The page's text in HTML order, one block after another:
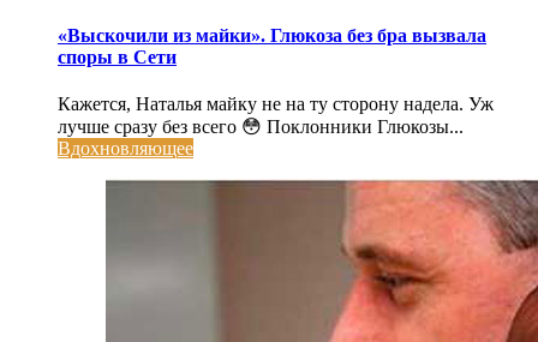
«Выскочили из майки». Глюкоза без бра вызвала
споры в Сети
Кажется, Наталья майку не на ту сторону надела. Уж
лучше сразу без всего 😳 Поклонники Глюкозы...
Вдохновляющее